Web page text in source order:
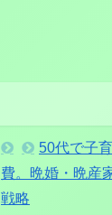
50代で子
費。晩婚・晩産
戦略